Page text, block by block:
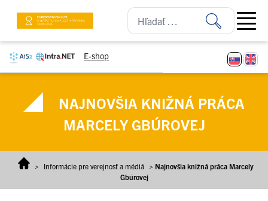
E-shop
Open
NAJNOVŠIA KNIŽNÁ PRÁCA
MARCELY GBÚROVEJ
> Informácie pre verejnosť a médiá > Najnovšia knižná práca Marcely
Gbúrovej